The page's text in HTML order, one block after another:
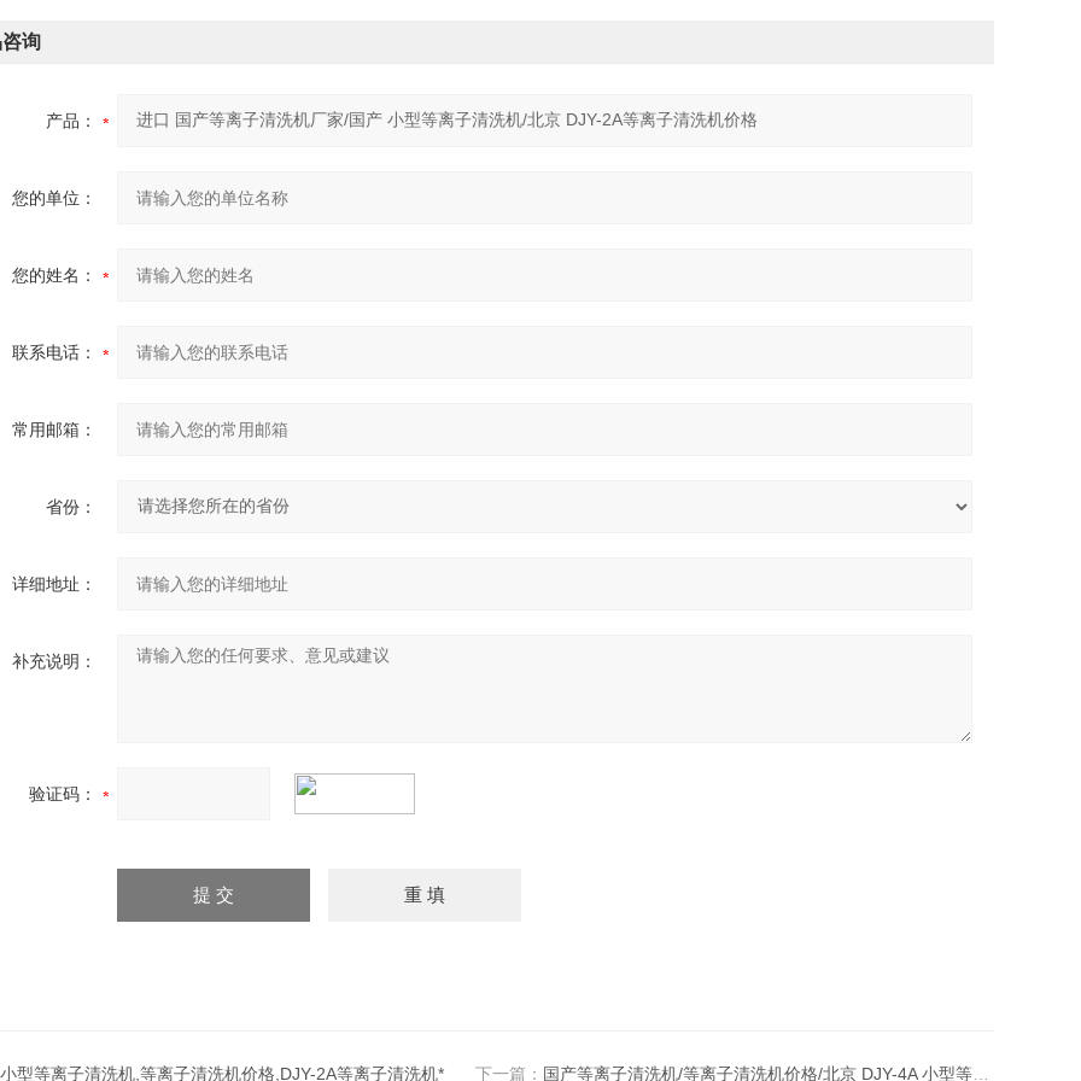
询
产品：
您的单位：
您的姓名：
联系电话：
常用邮箱：
省份：
详细地址：
补充说明：
验证码：
小型等离子清洗机,等离子清洗机价格,DJY-2A等离子清洗机* 下一篇： 国产等离子清洗机/等离子清洗机价格/北京 DJY-4A 小型等离子清洗机厂家